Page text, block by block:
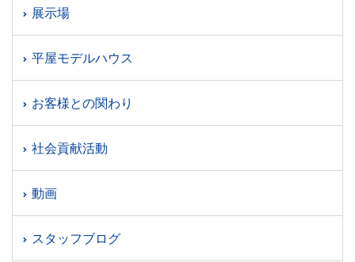
展示場
平屋モデルハウス
お客様との関わり
社会貢献活動
動画
スタッフブログ